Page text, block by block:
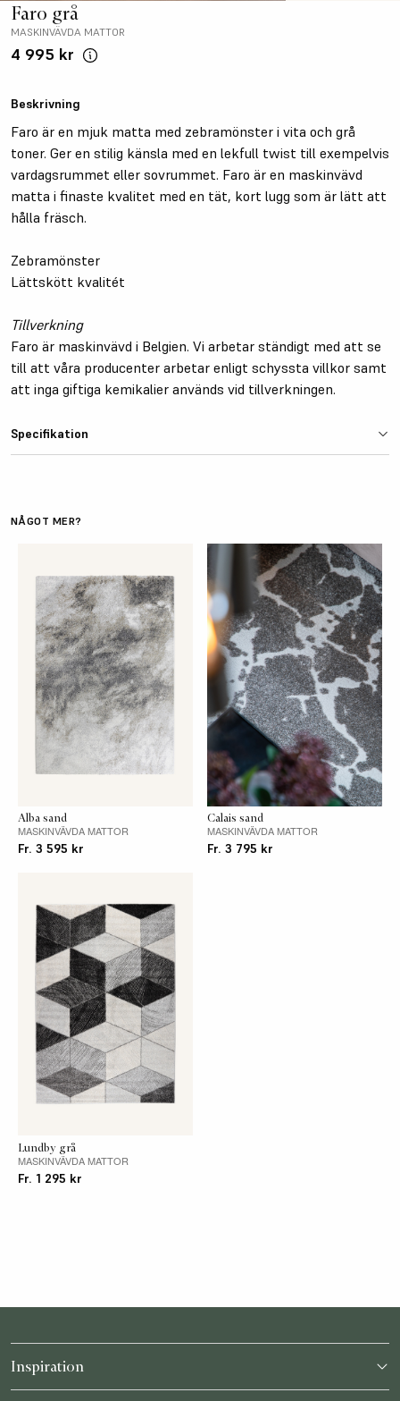
Faro grå
MASKINVÄVDA MATTOR
4 995 kr
Beskrivning
Faro är en mjuk matta med zebramönster i vita och grå
toner. Ger en stilig känsla med en lekfull twist till exempelvis
vardagsrummet eller sovrummet. Faro är en maskinvävd
matta i finaste kvalitet med en tät, kort lugg som är lätt att
hålla fräsch.
Zebramönster
Lättskött kvalitét
Tillverkning
Faro är maskinvävd i Belgien. Vi arbetar ständigt med att se
till att våra producenter arbetar enligt schyssta villkor samt
att inga giftiga kemikalier används vid tillverkningen.
Specifikation
Material
Baksida Jutebaksida
Vändbar Nej
CSR REACH
Passar
utomhus
Nej
Dammsug din matta regelbundet och undvik
robotdammsugare samt dammsugare med
roterande borstar. Mindre fläckar tas bort med
en ljus, ren bomullstrasa fuktad med ljummet
vatten och lite diskmedel, gnugga inte på
NÅGOT MER?
Alba sand
MASKINVÄVDA MATTOR
Fr. 3 595 kr
Calais sand
MASKINVÄVDA MATTOR
Fr. 3 795 kr
Lundby grå
MASKINVÄVDA MATTOR
Fr. 1 295 kr
Inspiration